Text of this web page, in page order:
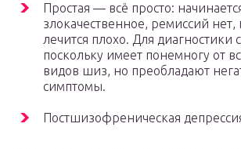
Простая — всё просто:
злокачественное, ремиссий нет,
лечится плохо. Для диагностики
поскольку имеет понемногу от
видов шиз, но преобладают
симптомы.
Постшизофреническая